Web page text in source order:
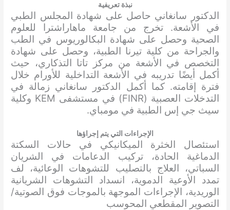
نبذة تعريفية
الدكتور سانغاني حاصل على شهادة المجلس الطبي
في الأشعة. تخرج من جامعة ماهاراشترا للعلوم
الصحية وحصل على شهادة البكالوريوس في الطب
والجراحة من كلية تيرنا الطبية، وحصل على شهادة
التخصص في الأشعة من مركز تاتا التذكاري، حيث
أكمل أيضًا تدريبه في الأشعة التداخلية للأورام خلال
فترة إقامته. كما أكمل الدكتور سانغاني زمالة في
التدخلات العصبية (FINR) في مستشفى KEM وكلية
سيث جي إس الطبية في مومباي.
الإجراءات التي يتم إجراؤها
استئصال الخثرة الميكانيكي في حالات السكتة
الدماغية الحادة، تركيب الدعامات في الشريان
السباتي، العلاج بالتصليب للتشوهات الوعائية، لف
تمدد الأوعية الدموية، انسداد التشوهات الشريانية
الوريدية، الإجراءات الموجهة بالموجات فوق الصوتية/
التصوير المقطعي المحوسب